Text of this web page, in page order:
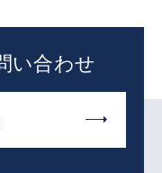
い合わせ